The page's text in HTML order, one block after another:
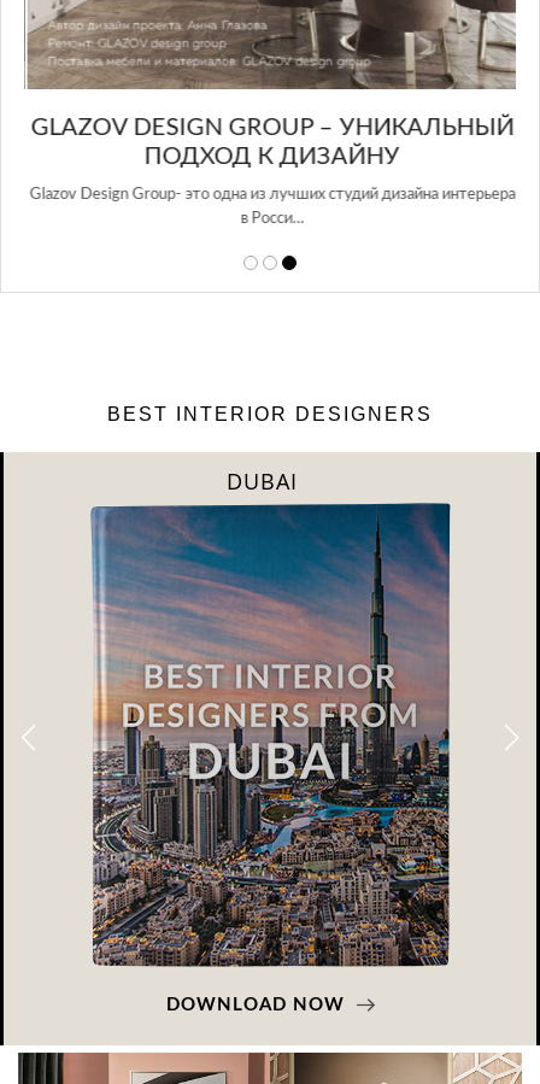
GLAZOV DESIGN GROUP – УНИКАЛЬНЫЙ
ПОДХОД К ДИЗАЙНУ
Glazov Design Group- это одна из лучших студий дизайна интерьера
в Росси…
BEST INTERIOR DESIGNERS
DUBAI
DOWNLOAD NOW